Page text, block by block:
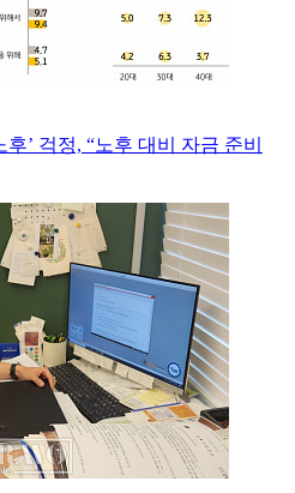
후’ 걱정, “노후 대비 자금 준비